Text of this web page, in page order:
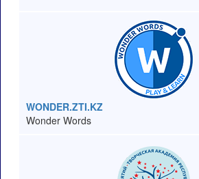
WONDER.ZTI.KZ
Wonder Words